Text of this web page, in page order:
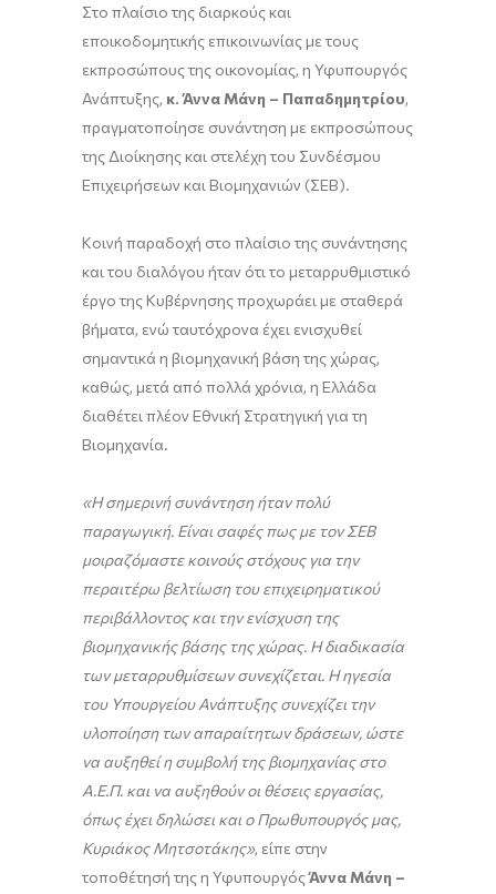
Στο πλαίσιο της διαρκούς και
εποικοδομητικής επικοινωνίας με τους
εκπροσώπους της οικονομίας, η Υφυπουργός
Ανάπτυξης, κ. Άννα Μάνη – Παπαδημητρίου,
πραγματοποίησε συνάντηση με εκπροσώπους
της Διοίκησης και στελέχη του Συνδέσμου
Επιχειρήσεων και Βιομηχανιών (ΣΕΒ).
Κοινή παραδοχή στο πλαίσιο της συνάντησης
και του διαλόγου ήταν ότι το μεταρρυθμιστικό
έργο της Κυβέρνησης προχωράει με σταθερά
βήματα, ενώ ταυτόχρονα έχει ενισχυθεί
σημαντικά η βιομηχανική βάση της χώρας,
καθώς, μετά από πολλά χρόνια, η Ελλάδα
διαθέτει πλέον Εθνική Στρατηγική για τη
Βιομηχανία.
«Η σημερινή συνάντηση ήταν πολύ
παραγωγική. Είναι σαφές πως με τον ΣΕΒ
μοιραζόμαστε κοινούς στόχους για την
περαιτέρω βελτίωση του επιχειρηματικού
περιβάλλοντος και την ενίσχυση της
βιομηχανικής βάσης της χώρας. Η διαδικασία
των μεταρρυθμίσεων συνεχίζεται. Η ηγεσία
του Υπουργείου Ανάπτυξης συνεχίζει την
υλοποίηση των απαραίτητων δράσεων, ώστε
να αυξηθεί η συμβολή της βιομηχανίας στο
Α.Ε.Π. και να αυξηθούν οι θέσεις εργασίας,
όπως έχει δηλώσει και ο Πρωθυπουργός μας,
Κυριάκος Μητσοτάκης», είπε στην
τοποθέτησή της η ΥφυπουργόςΆννα Μάνη –